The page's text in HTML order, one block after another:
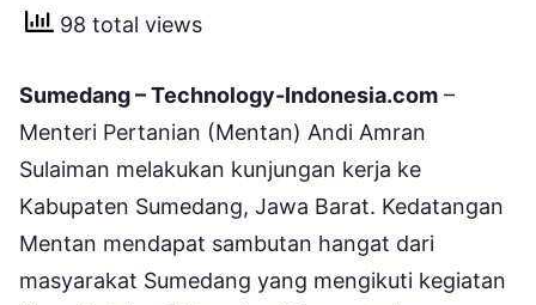
98 total views
Sumedang – Technology-Indonesia.com –
Menteri Pertanian (Mentan) Andi Amran
Sulaiman melakukan kunjungan kerja ke
Kabupaten Sumedang, Jawa Barat. Kedatangan
Mentan mendapat sambutan hangat dari
masyarakat Sumedang yang mengikuti kegiatan